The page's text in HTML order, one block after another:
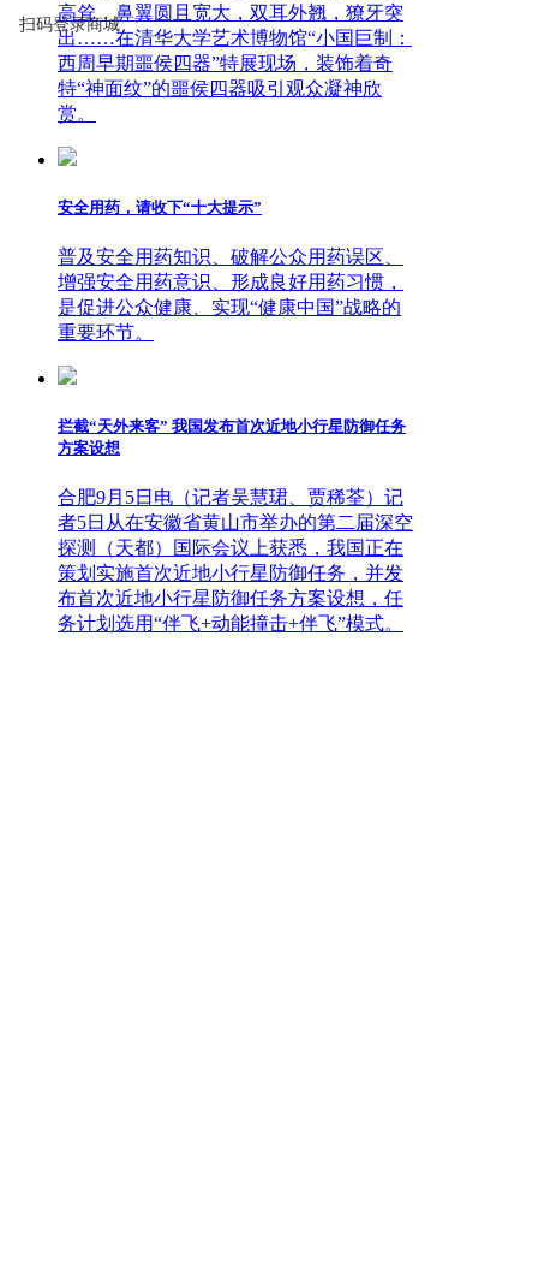
高耸，鼻翼圆且宽大，双耳外翘，獠牙突
出……在清华大学艺术博物馆“小国巨制：
西周早期噩侯四器”特展现场，装饰着奇
特“神面纹”的噩侯四器吸引观众凝神欣
赏。
安全用药，请收下“十大提示”
普及安全用药知识、破解公众用药误区、
增强安全用药意识、形成良好用药习惯，
是促进公众健康、实现“健康中国”战略的
重要环节。
拦截“天外来客” 我国发布首次近地小行星防御任务
方案设想
合肥9月5日电（记者吴慧珺、贾稀荃）记
者5日从在安徽省黄山市举办的第二届深空
探测（天都）国际会议上获悉，我国正在
策划实施首次近地小行星防御任务，并发
布首次近地小行星防御任务方案设想，任
务计划选用“伴飞+动能撞击+伴飞”模式。
扫码登录商城